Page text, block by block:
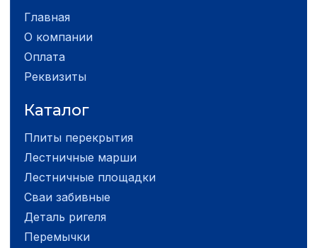
Главная
О компании
Оплата
Реквизиты
Каталог
Плиты перекрытия
Лестничные марши
Лестничные площадки
Сваи забивные
Деталь ригеля
Перемычки